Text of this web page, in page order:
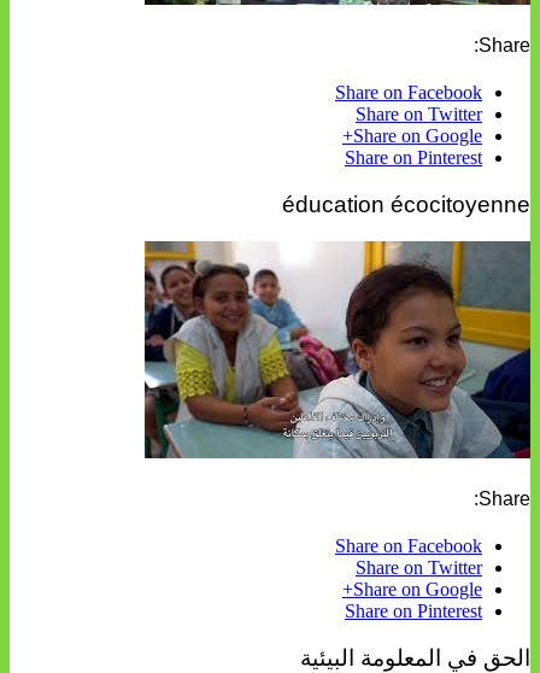
Share:
Share on Facebook
Share on Twitter
Share on Google+
Share on Pinterest
éducation écocitoyenne
Share:
Share on Facebook
Share on Twitter
Share on Google+
Share on Pinterest
الحق في المعلومة البيئية